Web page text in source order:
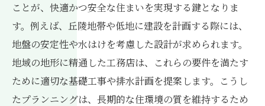
ことが、快適かつ安全な住まいを実現する鍵となりま
す。例えば、丘陵地帯や低地に建設を計画する際には、
地盤の安定性や水はけを考慮した設計が求められます。
地域の地形に精通した工務店は、これらの要件を満たす
ために適切な基礎工事や排水計画を提案します。こうし
たプランニングは、長期的な住環境の質を維持するため